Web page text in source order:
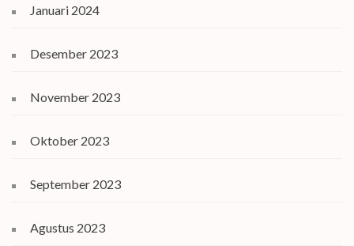
Januari 2024
Desember 2023
November 2023
Oktober 2023
September 2023
Agustus 2023